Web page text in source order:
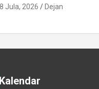
Jula, 2026 Dejan
Kalendar